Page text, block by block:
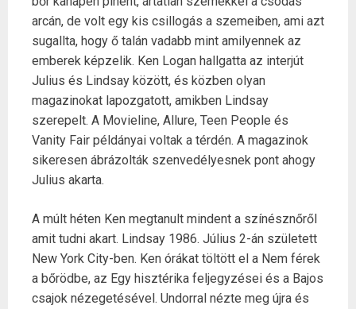
arcán, de volt egy kis csillogás a szemeiben, ami azt
sugallta, hogy ő talán vadabb mint amilyennek az
emberek képzelik. Ken Logan hallgatta az interjút
Julius és Lindsay között, és közben olyan
magazinokat lapozgatott, amikben Lindsay
szerepelt. A Movieline, Allure, Teen People és
Vanity Fair példányai voltak a térdén. A magazinok
sikeresen ábrázolták szenvedélyesnek pont ahogy
Julius akarta.
A múlt héten Ken megtanult mindent a színésznőről
amit tudni akart. Lindsay 1986. Július 2-án született
New York City-ben. Ken órákat töltött el a Nem férek
a bőrödbe, az Egy hisztérika feljegyzései és a Bajos
csajok nézegetésével. Undorral nézte meg újra és